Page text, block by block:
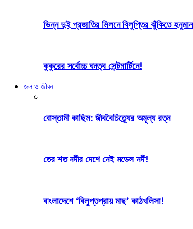
ভিন্ন দুই প্রজাতির মিলনে বিলুপ্তির ঝুঁকিতে হনুমান
কুকুরের সর্বোচ্চ ঘনত্ব সেন্টমার্টিনে!
জল ও জীবন
বোস্তামী কাছিম: জীববৈচিত্র্যের অমূল্য রত্ন
তের শত নদীর দেশে নেই মডেল নদী!
বাংলাদেশে ‘বিলুপ্তপ্রায় মাছ’ কাঠখলিসা!